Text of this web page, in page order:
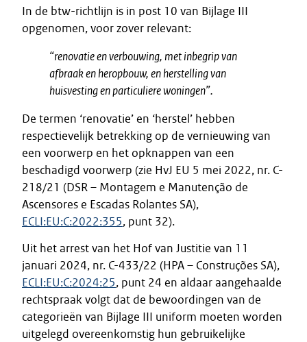
In de btw-richtlijn is in post 10 van Bijlage III
opgenomen, voor zover relevant:
“renovatie en verbouwing, met inbegrip van
afbraak en heropbouw, en herstelling van
huisvesting en particuliere woningen”.
De termen ‘renovatie’ en ‘herstel’ hebben
respectievelijk betrekking op de vernieuwing van
een voorwerp en het opknappen van een
beschadigd voorwerp (zie HvJ EU 5 mei 2022, nr. C-
218/21 (DSR – Montagem e Manutenção de
Ascensores e Escadas Rolantes SA),
ECLI:EU:C:2022:355, punt 32).
Uit het arrest van het Hof van Justitie van 11
januari 2024, nr. C-433/22 (HPA – Construções SA),
ECLI:EU:C:2024:25, punt 24 en aldaar aangehaalde
rechtspraak volgt dat de bewoordingen van de
categorieën van Bijlage III uniform moeten worden
uitgelegd overeenkomstig hun gebruikelijke